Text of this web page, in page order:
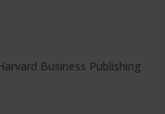
Business Publishing